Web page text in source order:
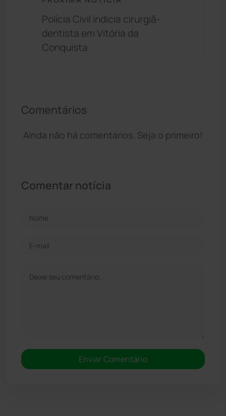
Polícia Civil indicia cirurgiã-
dentista em Vitória da
Conquista
Comentários
Ainda não há comentários. Seja o primeiro!
Comentar notícia